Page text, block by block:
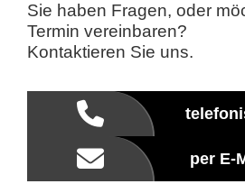
Sie haben Fragen, oder
Termin vereinbaren?
Kontaktieren Sie uns.
per E-